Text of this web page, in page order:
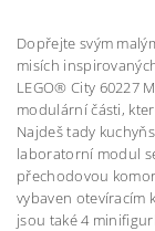
Dopřejte svým
misích
LEGO® City 60227
modulární části,
Najdeš tady
laboratorní modul
přechodovou
vybaven otevíracím
jsou také 4